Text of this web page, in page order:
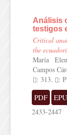
Análisis
testigos
Critical
the
María
Campos
: 313.
:
PDF
2433-2447